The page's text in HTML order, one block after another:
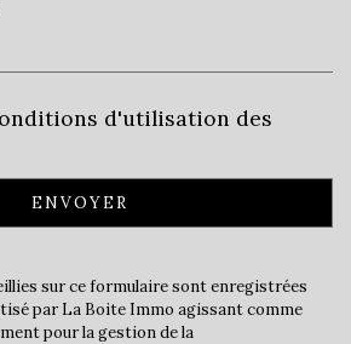
d'utilisation des
ENVOYER
sur ce formulaire sont enregistrées
par La Boite Immo agissant comme
pour la gestion de la